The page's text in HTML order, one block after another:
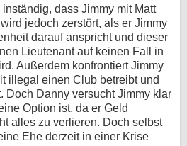
dass Jimmy mit Matt
jedoch zerstört, als er Jimmy
darauf anspricht und dieser
Lieutenant auf keinen Fall in
Außerdem konfrontiert Jimmy
illegal einen Club betreibt und
Doch Danny versucht Jimmy klar
Option ist, da er Geld
alles zu verlieren. Doch selbst
Ehe derzeit in einer Krise